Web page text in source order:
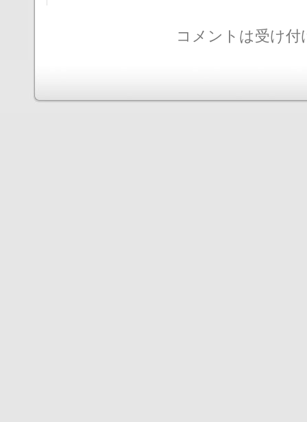
コメントは受け